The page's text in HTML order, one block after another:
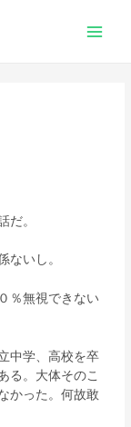
だ。
ないし。
％無視できない
中学、高校を卒
る。大体そのこ
かった。何故敢